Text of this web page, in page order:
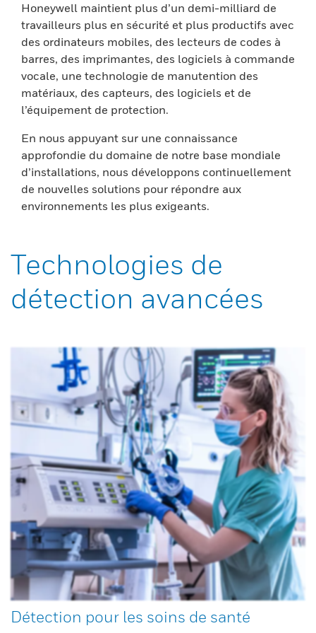
Honeywell maintient plus d’un demi-milliard de
travailleurs plus en sécurité et plus productifs avec
des ordinateurs mobiles, des lecteurs de codes à
barres, des imprimantes, des logiciels à commande
vocale, une technologie de manutention des
matériaux, des capteurs, des logiciels et de
l’équipement de protection.
En nous appuyant sur une connaissance
approfondie du domaine de notre base mondiale
d’installations, nous développons continuellement
de nouvelles solutions pour répondre aux
environnements les plus exigeants.
Technologies de
détection avancées
Détection pour les soins de santé